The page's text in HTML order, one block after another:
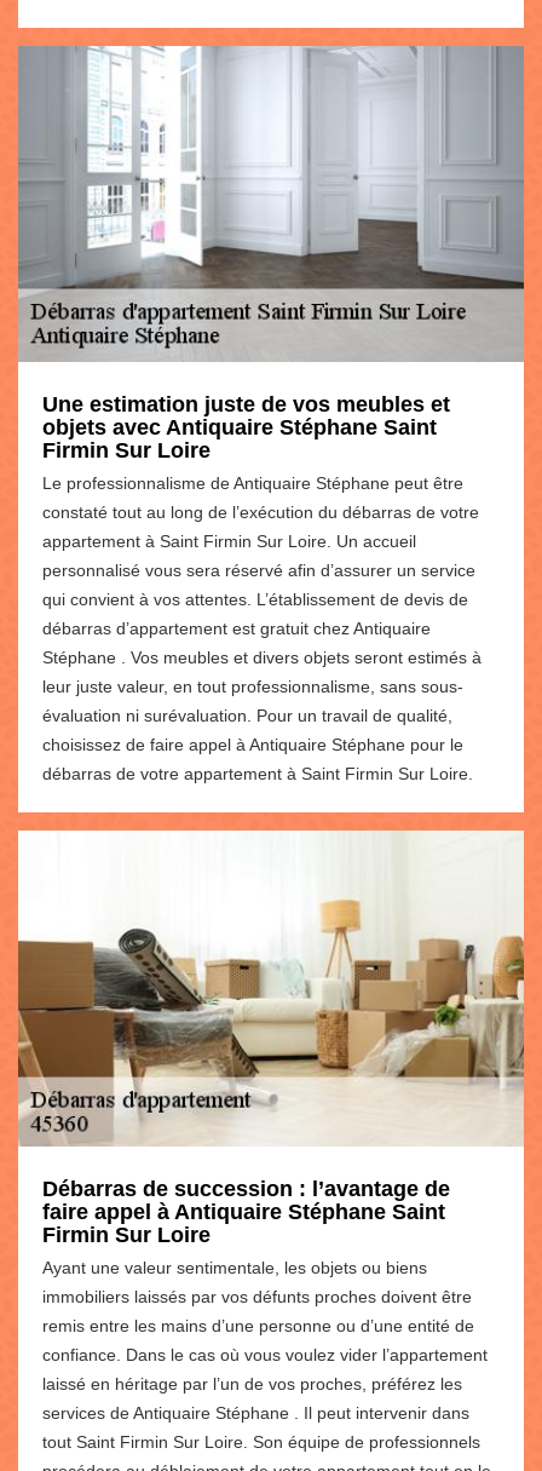
Une estimation juste de vos meubles et
objets avec Antiquaire Stéphane Saint
Firmin Sur Loire
Le professionnalisme de Antiquaire Stéphane peut être
constaté tout au long de l’exécution du débarras de votre
appartement à Saint Firmin Sur Loire. Un accueil
personnalisé vous sera réservé afin d’assurer un service
qui convient à vos attentes. L’établissement de devis de
débarras d’appartement est gratuit chez Antiquaire
Stéphane . Vos meubles et divers objets seront estimés à
leur juste valeur, en tout professionnalisme, sans sous-
évaluation ni surévaluation. Pour un travail de qualité,
choisissez de faire appel à Antiquaire Stéphane pour le
débarras de votre appartement à Saint Firmin Sur Loire.
Débarras de succession : l’avantage de
faire appel à Antiquaire Stéphane Saint
Firmin Sur Loire
Ayant une valeur sentimentale, les objets ou biens
immobiliers laissés par vos défunts proches doivent être
remis entre les mains d’une personne ou d’une entité de
confiance. Dans le cas où vous voulez vider l’appartement
laissé en héritage par l’un de vos proches, préférez les
services de Antiquaire Stéphane . Il peut intervenir dans
tout Saint Firmin Sur Loire. Son équipe de professionnels